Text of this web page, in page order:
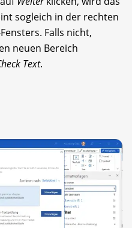
sogleich in der rechten
Falls nicht,
neuen Bereich
Text.